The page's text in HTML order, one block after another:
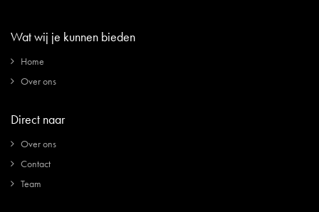
Wat wij je kunnen bieden
Home
Over ons
Direct naar
Over ons
Contact
Team